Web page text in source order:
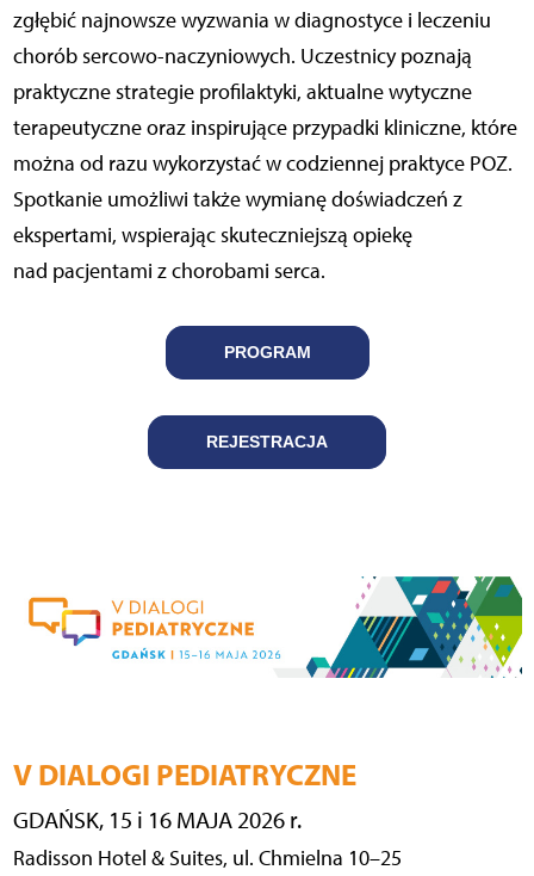
zgłębić najnowsze wyzwania w diagnostyce i leczeniu
chorób sercowo-naczyniowych. Uczestnicy poznają
praktyczne strategie profilaktyki, aktualne wytyczne
terapeutyczne oraz inspirujące przypadki kliniczne, które
można od razu wykorzystać w codziennej praktyce POZ.
Spotkanie umożliwi także wymianę doświadczeń z
ekspertami, wspierając skuteczniejszą opiekę
nad pacjentami z chorobami serca.
PROGRAM
REJESTRACJA
V DIALOGI PEDIATRYCZNE
GDAŃSK, 15 i 16 MAJA 2026 r.
Radisson Hotel & Suites, ul. Chmielna 10–25